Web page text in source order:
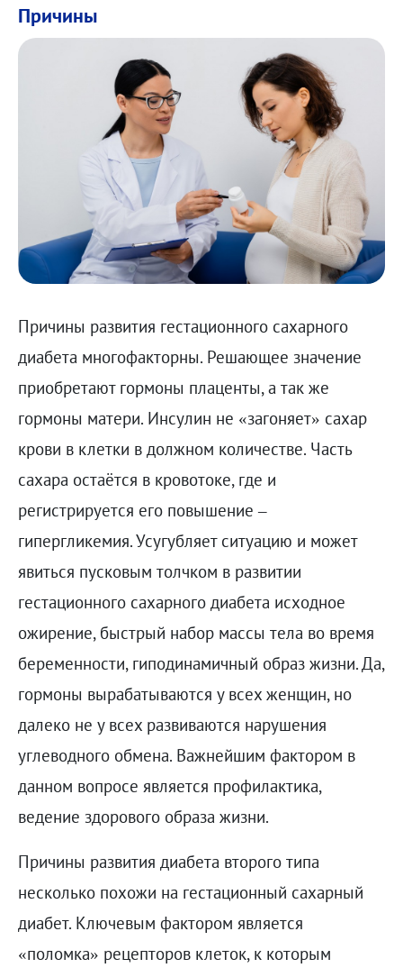
Причины
Причины развития гестационного сахарного
диабета многофакторны. Решающее значение
приобретают гормоны плаценты, а так же
гормоны матери. Инсулин не «загоняет» сахар
крови в клетки в должном количестве. Часть
сахара остаётся в кровотоке, где и
регистрируется его повышение –
гипергликемия. Усугубляет ситуацию и может
явиться пусковым толчком в развитии
гестационного сахарного диабета исходное
ожирение, быстрый набор массы тела во время
беременности, гиподинамичный образ жизни. Да,
гормоны вырабатываются у всех женщин, но
далеко не у всех развиваются нарушения
углеводного обмена. Важнейшим фактором в
данном вопросе является профилактика,
ведение здорового образа жизни.
Причины развития диабета второго типа
несколько похожи на гестационный сахарный
диабет. Ключевым фактором является
«поломка» рецепторов клеток, к которым